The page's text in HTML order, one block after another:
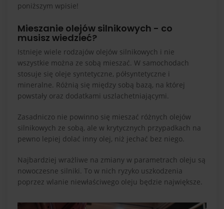
poniższym wpisie!
Mieszanie olejów silnikowych - co
musisz wiedzieć?
Istnieje wiele rodzajów olejów silnikowych i nie
wszystkie można ze sobą mieszać. W samochodach
stosuje się oleje syntetyczne, półsyntetyczne i
mineralne. Różnią się między sobą bazą, na której
powstały oraz dodatkami uszlachetniającymi.
Zasadniczo nie powinno się mieszać różnych olejów
silnikowych ze sobą, ale w krytycznych przypadkach na
pewno lepiej dolać inny olej, niż jechać bez niego.
Najbardziej wrażliwe na zmiany w parametrach oleju są
nowoczesne silniki. To w nich ryzyko uszkodzenia
poprzez wlanie niewłaściwego oleju będzie największe.